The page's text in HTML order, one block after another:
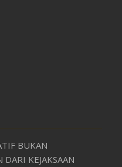
BUKAN
KEJAKSAAN